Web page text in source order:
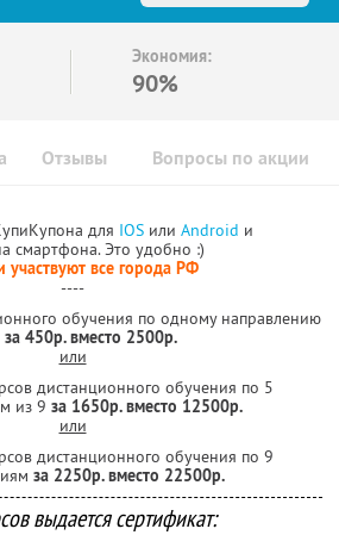
Экономия:
90%
Отзывы Вопросы по акции
для IOS или Android и
смартфона. Это удобно :)
участвуют все города РФ
----
обучения по одному направлению
за 450р. вместо 2500р.
или
дистанционного обучения по 5
из 9 за 1650р. вместо 12500р.
или
дистанционного обучения по 9
за 2250р. вместо 22500р.
выдается сертификат: